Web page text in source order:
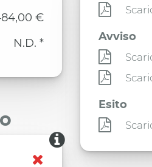
€
N.D. * Avviso
Esito